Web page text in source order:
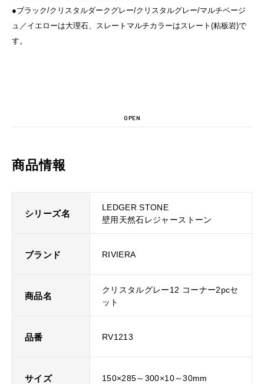
●ブラック/クリスタルダークグレー/クリスタルグレー/マルチベージ
ュ／イエローは大理石、スレートマルチカラーはスレート(粘板岩)で
す。
OPEN
商品情報
シリーズ名
LEDGER STONE
壁用天然石レジャーストーン
ブランド RIVIERA
商品名
クリスタルグレー12 コーナー2pcセ
ット
品番 RV1213
サイズ 150×285～300×10～30mm